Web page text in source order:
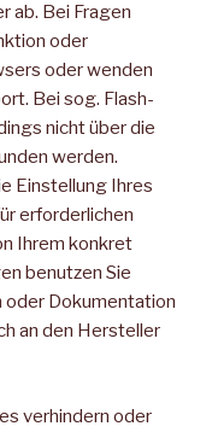
ab. Bei Fragen
oder
oder wenden
Bei sog. Flash-
nicht über die
werden.
Einstellung Ihres
erforderlichen
Ihrem konkret
benutzen Sie
Dokumentation
an den Hersteller
verhindern oder